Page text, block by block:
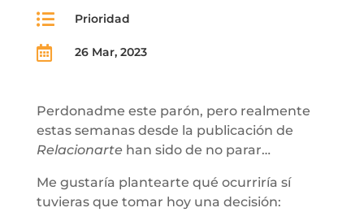
 Prioridad
 26 Mar, 2023
Perdonadme este parón, pero realmente
estas semanas desde la publicación de
Relacionartehan sido de no parar…
Me gustaría plantearte qué ocurriría sí
tuvieras que tomar hoy una decisión: